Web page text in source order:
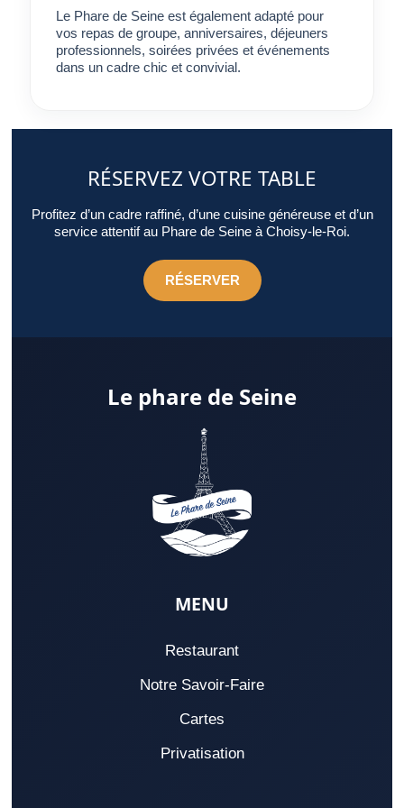
Le Phare de Seine est également adapté pour
vos repas de groupe, anniversaires, déjeuners
professionnels, soirées privées et événements
dans un cadre chic et convivial.
RÉSERVEZ VOTRE TABLE
Profitez d’un cadre raffiné, d’une cuisine généreuse et d’un
service attentif au Phare de Seine à Choisy-le-Roi.
RÉSERVER
Le phare de Seine
MENU
Restaurant
Notre Savoir-Faire
Cartes
Privatisation